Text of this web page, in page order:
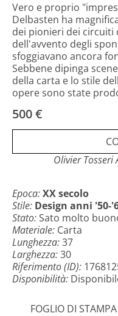
Vero e proprio
Delbasten ha
dei pionieri dei circuiti
dell'avvento degli
sfoggiavano ancora
Sebbene dipinga
della carta e lo stile
opere sono state
500 €
Olivier Tosseri
Epoca:XX secolo
Stile: Design anni '50-
Stato:Sato molto
Materiale: Carta
Lunghezza:37
Larghezza:30
Riferimento (ID):
Disponibilità:
FOGLIO DI STAMPA